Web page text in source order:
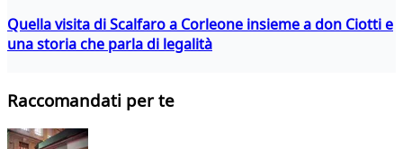
Quella visita di Scalfaro a Corleone insieme a don Ciotti e
una storia che parla di legalità
Raccomandati per te